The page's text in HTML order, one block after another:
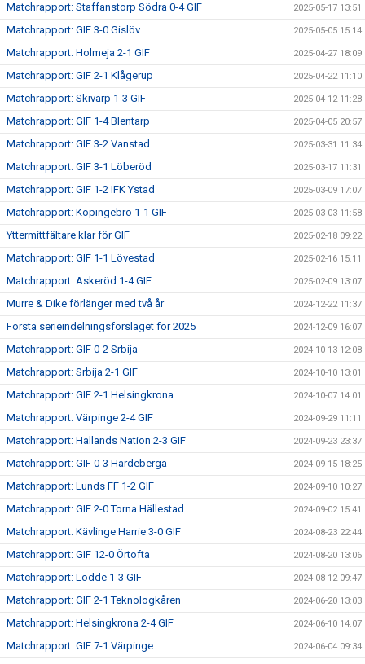
Matchrapport: Staffanstorp Södra 0-4 GIF 2025-05-17 13:51
Matchrapport: GIF 3-0 Gislöv 2025-05-05 15:14
Matchrapport: Holmeja 2-1 GIF 2025-04-27 18:09
Matchrapport: GIF 2-1 Klågerup 2025-04-22 11:10
Matchrapport: Skivarp 1-3 GIF 2025-04-12 11:28
Matchrapport: GIF 1-4 Blentarp 2025-04-05 20:57
Matchrapport: GIF 3-2 Vanstad 2025-03-31 11:34
Matchrapport: GIF 3-1 Löberöd 2025-03-17 11:31
Matchrapport: GIF 1-2 IFK Ystad 2025-03-09 17:07
Matchrapport: Köpingebro 1-1 GIF 2025-03-03 11:58
Yttermittfältare klar för GIF 2025-02-18 09:22
Matchrapport: GIF 1-1 Lövestad 2025-02-16 15:11
Matchrapport: Askeröd 1-4 GIF 2025-02-09 13:07
Murre & Dike förlänger med två år 2024-12-22 11:37
Första serieindelningsförslaget för 2025 2024-12-09 16:07
Matchrapport: GIF 0-2 Srbija 2024-10-13 12:08
Matchrapport: Srbija 2-1 GIF 2024-10-10 13:01
Matchrapport: GIF 2-1 Helsingkrona 2024-10-07 14:01
Matchrapport: Värpinge 2-4 GIF 2024-09-29 11:11
Matchrapport: Hallands Nation 2-3 GIF 2024-09-23 23:37
Matchrapport: GIF 0-3 Hardeberga 2024-09-15 18:25
Matchrapport: Lunds FF 1-2 GIF 2024-09-10 10:27
Matchrapport: GIF 2-0 Torna Hällestad 2024-09-02 15:41
Matchrapport: Kävlinge Harrie 3-0 GIF 2024-08-23 22:44
Matchrapport: GIF 12-0 Örtofta 2024-08-20 13:06
Matchrapport: Lödde 1-3 GIF 2024-08-12 09:47
Matchrapport: GIF 2-1 Teknologkåren 2024-06-20 13:03
Matchrapport: Helsingkrona 2-4 GIF 2024-06-10 14:07
Matchrapport: GIF 7-1 Värpinge 2024-06-04 09:34